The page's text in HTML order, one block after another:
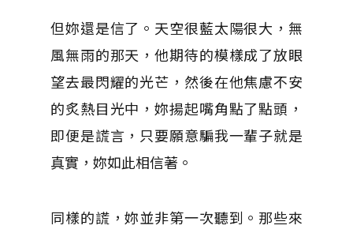
但妳還是信了。天空很藍太陽很大，無
風無雨的那天，他期待的模樣成了放眼
望去最閃耀的光芒，然後在他焦慮不安
的炙熱目光中，妳揚起嘴角點了點頭，
即便是謊言，只要願意騙我一輩子就是
真實，妳如此相信著。
同樣的謊，妳並非第一次聽到。那些來